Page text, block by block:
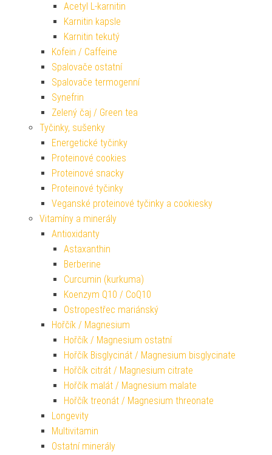
Acetyl L-karnitin
Karnitin kapsle
Karnitin tekutý
Kofein / Caffeine
Spalovače ostatní
Spalovače termogenní
Synefrin
Zelený čaj / Green tea
Tyčinky, sušenky
Energetické tyčinky
Proteinové cookies
Proteinové snacky
Proteinové tyčinky
Veganské proteinové tyčinky a cookiesky
Vitamíny a minerály
Antioxidanty
Astaxanthin
Berberine
Curcumin (kurkuma)
Koenzym Q10 / CoQ10
Ostropestřec mariánský
Hořčík / Magnesium
Hořčík / Magnesium ostatní
Hořčík Bisglycinát / Magnesium bisglycinate
Hořčík citrát / Magnesium citrate
Hořčík malát / Magnesium malate
Hořčík treonát / Magnesium threonate
Longevity
Multivitamin
Ostatní minerály